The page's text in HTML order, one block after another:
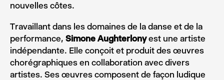
nouvelles côtes.
Travaillant dans les domaines de la danse et de la
performance, Simone Aughterlonyest une artiste
indépendante. Elle conçoit et produit des œuvres
chorégraphiques en collaboration avec divers
artistes. Ses œuvres composent de façon ludique